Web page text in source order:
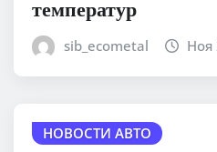
температур
sib_ecometal Ноя
НОВОСТИ АВТО